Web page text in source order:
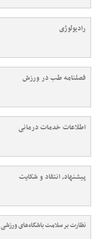
رادیولوژی
فصلنامه طب در ورزش
اطلاعات خدمات درمانی
پیشنهاد، انتقاد و شکایت
نظارت بر سلامت باشگاه‌های ورزشی